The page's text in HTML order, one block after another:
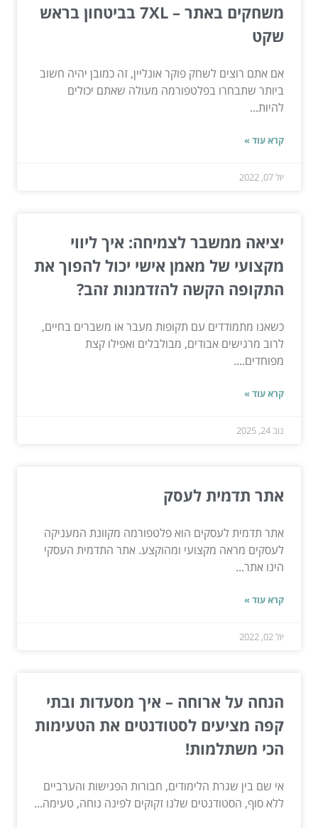
משחקים באתר – 7XL בביטחון בראש
שקט
אם אתם רוצים לשחק פוקר אונליין, זה כמובן יהיה חשוב
ביותר שתבחרו בפלטפורמה מעולה שאתם יכולים
להיות...
קרא עוד »
יול 07, 2022
יציאה ממשבר לצמיחה: איך ליווי
מקצועי של מאמן אישי יכול להפוך את
התקופה הקשה להזדמנות זהב?
כשאנו מתמודדים עם תקופות מעבר או משברים בחיים,
לרוב מרגישים אבודים, מבולבלים ואפילו קצת
מפוחדים....
קרא עוד »
נוב 24, 2025
אתר תדמית לעסק
אתר תדמית לעסקים הוא פלטפורמה מקוונת המעניקה
לעסקים מראה מקצועי ומהוקצע. אתר התדמית העסקי
הינו אתר...
קרא עוד »
יול 02, 2022
הנחה על ארוחה – איך מסעדות ובתי
קפה מציעים לסטודנטים את הטעימות
הכי משתלמות!
אי שם בין שגרת הלימודים, חבורות הפגישות והערביים
ללא סוף, הסטודנטים שלנו זקוקים לפינה נוחה, טעימה...